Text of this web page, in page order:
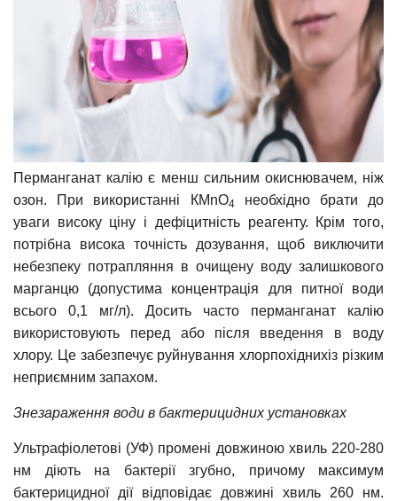
Перманганат калію є менш сильним окиснювачем, ніж
озон. При використанні КМnО4
необхідно брати до
уваги високу ціну і дефіцитність реагенту. Крім того,
потрібна висока точність дозування, щоб виключити
небезпеку потрапляння в очищену воду залишкового
марганцю (допустима концентрація для питної води
всього 0,1 мг/л). Досить часто перманганат калію
використовують перед або після введення в воду
хлору. Це забезпечує руйнування хлорпохіднихіз різким
неприємним запахом.
Знезараження води в бактерицидних установках
Ультрафіолетові (УФ) промені довжиною хвиль 220-280
нм діють на бактерії згубно, причому максимум
бактерицидної дії відповідає довжині хвиль 260 нм.